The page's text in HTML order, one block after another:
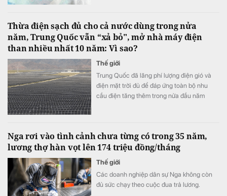
Thừa điện sạch đủ cho cả nước dùng trong nửa
năm, Trung Quốc vẫn “xả bỏ", mở nhà máy điện
than nhiều nhất 10 năm: Vì sao?
Thế giới
Trung Quốc đã lãng phí lượng điện gió và
điện mặt trời đủ để đáp ứng toàn bộ nhu
cầu điện tăng thêm trong nửa đầu năm
Nga rơi vào tình cảnh chưa từng có trong 35 năm,
lương thợ hàn vọt lên 174 triệu đồng/tháng
Thế giới
Các doanh nghiệp dân sự Nga không còn
đủ sức chạy theo cuộc đua trả lương.